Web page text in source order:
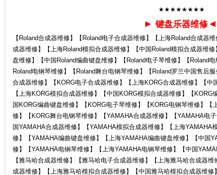
★★★★★★★★
►键盘乐器维修
【Roland合成器维修】【Roland电子合成器维修】【上海Roland合成器
成器维修】【上海Roland模拟合成器维修】【中国Roland模拟合成器维
盘维修】【中国Roland编曲键盘维修】【Roland电子琴维修】【Roland
Roland电钢琴维修】【Roland舞台电钢琴维修】【Roland罗兰中国售后
合成器维修】【KORG电子合成器维修】【上海KORG合成器维修】【
【上海KORG模拟合成器维修】【中国KORG模拟合成器维修】【
国KORG编曲键盘维修】【KORG电子琴维修】【KORG电钢琴维修】
修】【KORG舞台电钢琴维修】【YAMAHA合成器维修】【YAMAHA电
国YAMAHA合成器维修】【YAMAHA模拟合成器维修】【上海YAMAHA
修】【YAMAHA编曲键盘维修】【上海YAMAHA编曲键盘维修】【中国
修】【YAMAHA电钢琴维修】【上海YAMAHA电钢琴维修】【中国
【雅马哈合成器维修】【雅马哈电子合成器维修】【上海雅马哈合成器
成器维修】【上海雅马哈模拟合成器维修】【中国雅马哈模拟合成器维